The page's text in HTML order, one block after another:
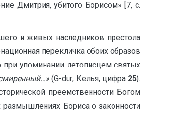
Дмитрия, убитого Борисом» [7, с.
и живых наследников престола
перекличка обоих образов
при упоминании летописцем святых
смиренный…»(G-dur; Келья, цифра 25).
преемственности Богом
Бориса о законности